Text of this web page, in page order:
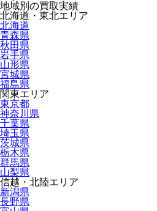
地域別の買取実績
北海道・東北エリア
北海道
青森県
秋田県
岩手県
山形県
宮城県
福島県
関東エリア
東京都
神奈川県
千葉県
埼玉県
茨城県
栃木県
群馬県
山梨県
信越・北陸エリア
新潟県
長野県